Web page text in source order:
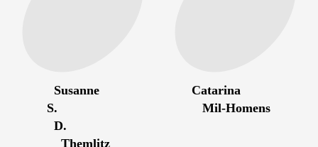
Susanne
S.
D.
Themlitz
Catarina
Mil-Homens